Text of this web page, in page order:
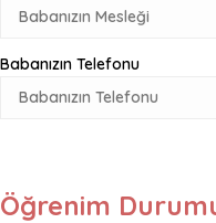
Babanızın Telefonu
Öğrenim